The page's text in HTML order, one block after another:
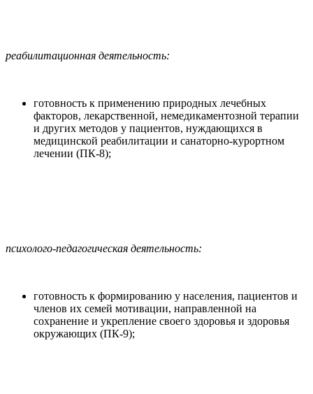
реабилитационная деятельность:
готовность к применению природных лечебных
факторов, лекарственной, немедикаментозной терапии
и других методов у пациентов, нуждающихся в
медицинской реабилитации и санаторно-курортном
лечении (ПК-8);
психолого-педагогическая деятельность:
готовность к формированию у населения, пациентов и
членов их семей мотивации, направленной на
сохранение и укрепление своего здоровья и здоровья
окружающих (ПК-9);